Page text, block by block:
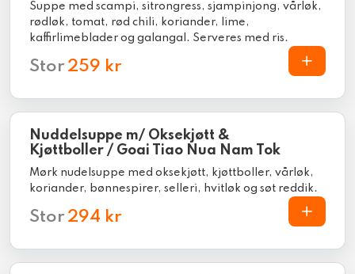
Suppe med scampi, sitrongress, sjampinjong, vårløk,
rødløk, tomat, rød chili, koriander, lime,
kaffirlimeblader og galangal. Serveres med ris.
Stor 259 kr
Nuddelsuppe m/ Oksekjøtt &
Kjøttboller / Goai Tiao Nua Nam Tok
Mørk nudelsuppe med oksekjøtt, kjøttboller, vårløk,
koriander, bønnespirer, selleri, hvitløk og søt reddik.
Stor 294 kr